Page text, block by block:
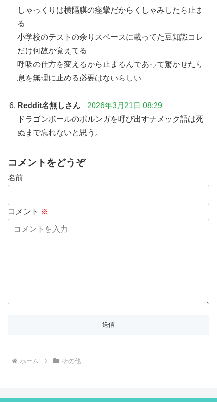
しゃっくりは横隔膜の痙攣だからくしゃみしたら止ま
る
小学校のテストの余りスペースに載ってた豆知識コレ
だけ何故か覚えてる
呼吸の仕方を変えるから止まるんであって驚かせたり
息を無理に止める必要はないらしい
Reddit名無しさん
2026年3月21日 08:29
ドラゴンボールのポルンガを呼び出すナメック語は死
ぬまで忘れないと思う。
コメントをどうぞ
名前
コメント ※
ホーム その他